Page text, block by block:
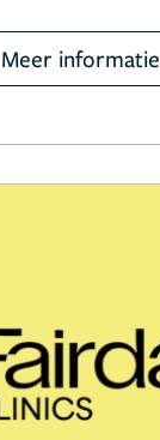
Meer informatie